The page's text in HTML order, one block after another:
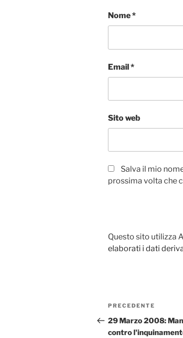
Nome*
Email*
Sito web
Salva il mio
prossima volta che
Questo sito utilizza
elaborati i dati
Navigazione
articoli
Articolo
precedente:
PRECEDENTE
29 Marzo 2008:
contro